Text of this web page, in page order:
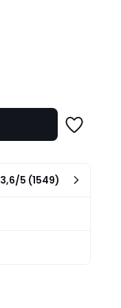
Ajouter
3,6/5 (1549)